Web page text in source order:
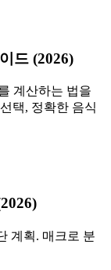
드 (2026)
계산하는 법을
택, 정확한 음식
계획. 매크로 분